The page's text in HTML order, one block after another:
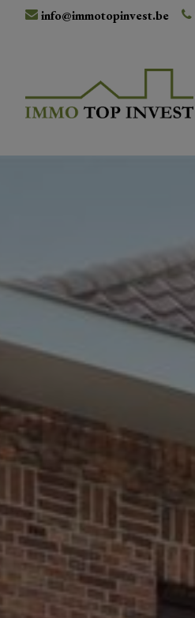
info@immotopinvest.be